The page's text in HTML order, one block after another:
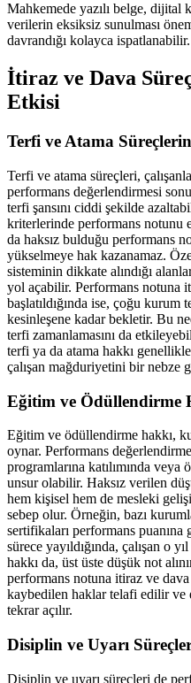
Mahkemede yazılı belge, dijital
verilerin eksiksiz sunulması
davrandığı kolayca ispatlanabilir.
İtiraz ve Dava
Etkisi
Terfi ve Atama
Terfi ve atama süreçleri,
performans değerlendirmesi
terfi şansını ciddi şekilde
kriterlerinde performans notunu
da haksız bulduğu performans
yükselmeye hak kazanamaz.
sisteminin dikkate alındığı
yol açabilir. Performans notuna
başlatıldığında ise, çoğu kurum
kesinleşene kadar bekletir. Bu
terfi zamanlamasını da
terfi ya da atama hakkı
çalışan mağduriyetini bir nebze
Eğitim ve Ödüllendirme
Eğitim ve ödüllendirme hakkı,
oynar. Performans
programlarına katılımında
unsur olabilir. Haksız verilen
hem kişisel hem de mesleki
sebep olur. Örneğin, bazı
sertifikaları performans
sürece yayıldığında, çalışan o
hakkı da, üst üste düşük not
performans notuna itiraz ve
kaybedilen haklar telafi edilir ve
tekrar açılır.
Disiplin ve Uyarı
Disiplin ve uyarı süreçleri de